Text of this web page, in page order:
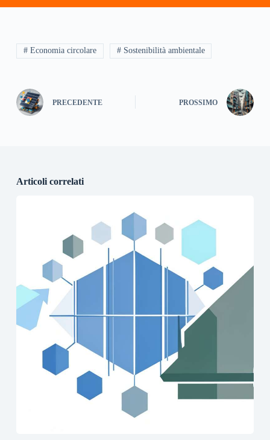
# Economia circolare # Sostenibilità ambientale
PRECEDENTE PROSSIMO
Articoli correlati